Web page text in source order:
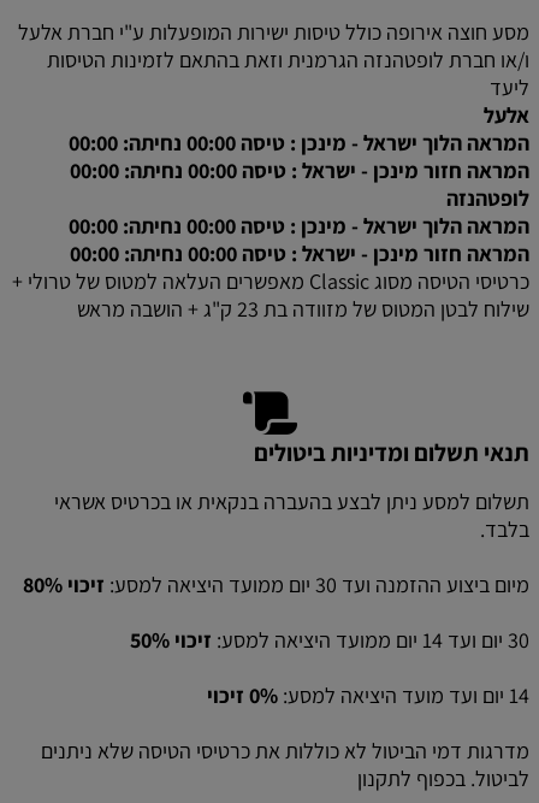
מסע חוצה אירופה כולל טיסות ישירות המופעלות ע"י חברת אלעל
ו/או חברת לופטהנזה הגרמנית וזאת בהתאם לזמינות הטיסות
ליעד
אלעל
המראה הלוך ישראל - מינכן : טיסה 00:00 נחיתה: 00:00
המראה חזור מינכן - ישראל : טיסה 00:00 נחיתה: 00:00
לופטהנזה
המראה הלוך ישראל - מינכן : טיסה 00:00 נחיתה: 00:00
המראה חזור מינכן - ישראל : טיסה 00:00 נחיתה: 00:00
כרטיסי הטיסה מסוג Classic מאפשרים העלאה למטוס של טרולי +
שילוח לבטן המטוס של מזוודה בת 23 ק"ג + הושבה מראש
תנאי תשלום ומדיניות ביטולים
תשלום למסע ניתן לבצע בהעברה בנקאית או בכרטיס אשראי
בלבד.
מיום ביצוע ההזמנה ועד 30 יום ממועד היציאה למסע:
זיכוי 80%
30 יום ועד 14 יום ממועד היציאה למסע:
זיכוי 50%
14 יום ועד מועד היציאה למסע:
מדרגות דמי הביטול לא כוללות את כרטיסי הטיסה שלא ניתנים
לביטול. בכפוף לתקנון